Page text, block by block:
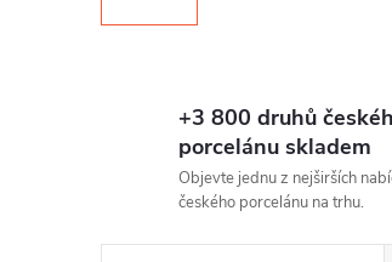
+3 800 druhů
porcelánu skladem
Objevte jednu z nejširších
českého porcelánu na trhu.